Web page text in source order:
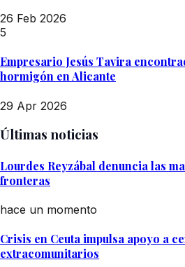
26 Feb 2026
5
Empresario Jesús Tavira
hormigón en Alicante
29 Apr 2026
Últimas noticias
Lourdes Reyzábal denuncia las
fronteras
hace un momento
Crisis en Ceuta impulsa apoyo a
extracomunitarios